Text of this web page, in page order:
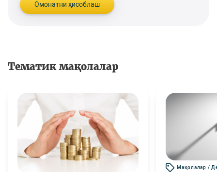
Омонатни ҳисоблаш
Тематик мақолалар
Мақолалар /